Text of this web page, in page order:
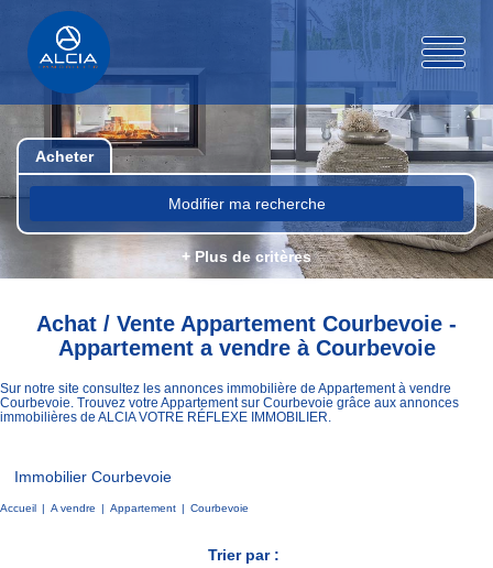
Acheter
Modifier ma recherche
+ Plus de critères
Achat / Vente Appartement Courbevoie -
Appartement a vendre à Courbevoie
Sur notre site consultez les annonces immobilière de Appartement à vendre
Courbevoie. Trouvez votre Appartement sur Courbevoie grâce aux annonces
immobilières de ALCIA VOTRE RÉFLEXE IMMOBILIER.
Immobilier Courbevoie
Accueil A vendre Appartement Courbevoie
Trier par :